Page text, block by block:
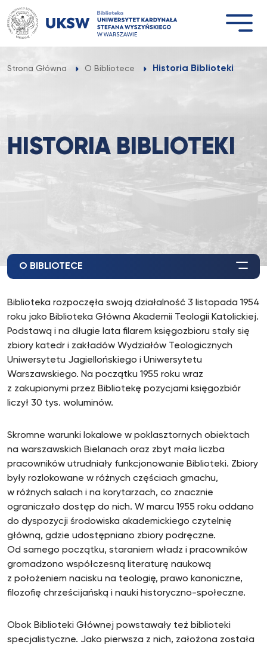
Przejdź
do
treści
Strona Główna O Bibliotece Historia Biblioteki
HISTORIA BIBLIOTEKI
O BIBLIOTECE
Biblioteka rozpoczęła swoją działalność 3 listopada 1954
roku jako Biblioteka Główna Akademii Teologii Katolickiej.
Podstawą i na długie lata filarem księgozbioru stały się
zbiory katedr i zakładów Wydziałów Teologicznych
Uniwersytetu Jagiellońskiego i Uniwersytetu
Warszawskiego. Na początku 1955 roku wraz
z zakupionymi przez Bibliotekę pozycjami księgozbiór
liczył 30 tys. woluminów.
Skromne warunki lokalowe w poklasztornych obiektach
na warszawskich Bielanach oraz zbyt mała liczba
pracowników utrudniały funkcjonowanie Biblioteki. Zbiory
były rozlokowane w różnych częściach gmachu,
w różnych salach i na korytarzach, co znacznie
ograniczało dostęp do nich. W marcu 1955 roku oddano
do dyspozycji środowiska akademickiego czytelnię
główną, gdzie udostępniano zbiory podręczne.
Od samego początku, staraniem władz i pracowników
gromadzono współczesną literaturę naukową
z położeniem nacisku na teologię, prawo kanoniczne,
filozofię chrześcijańską i nauki historyczno-społeczne.
Obok Biblioteki Głównej powstawały też biblioteki
specjalistyczne. Jako pierwsza z nich, założona została